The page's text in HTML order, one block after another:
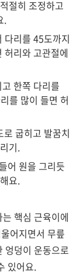
절히 조정하고
.
다리를 45도까지
허리와 고관절에
한쪽 다리를
를 많이 들면 허
굽히고 발꿈치
기.
어 원을 그리듯
요.
핵심 근육이에
어지면서 무릎
엉덩이 운동으로
있어요.